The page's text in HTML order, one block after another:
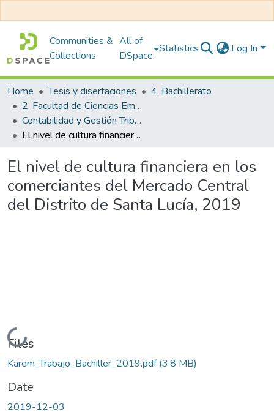
Communities &
Collections
All of
DSpace
Statistics Log In
Home Tesis y disertaciones
4. Bachillerato
2. Facultad de Ciencias Empresariales
Contabilidad y Gestión Tributaria
El nivel de cultura financiera en los comerciantes del Mercado Central del Distrito de Santa Lucía, 2019
El nivel de cultura financiera en los
comerciantes del Mercado Central
del Distrito de Santa Lucía, 2019
Loading...
Files
Karem_Trabajo_Bachiller_2019.pdf(3.8 MB)
Date
2019-12-03